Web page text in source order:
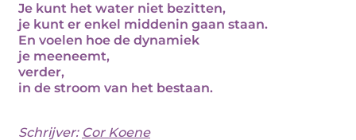
Je kunt het water niet bezitten,
je kunt er enkel middenin gaan staan.
En voelen hoe de dynamiek
je meeneemt,
verder,
in de stroom van het bestaan.
Schrijver: Cor Koene